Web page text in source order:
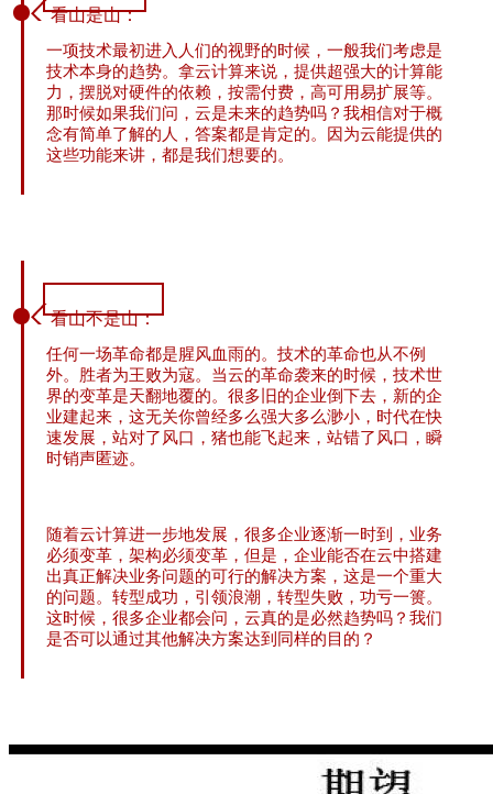
看山是山：
一项技术最初进入人们的视野的时候，一般我们考虑是
技术本身的趋势。拿云计算来说，提供超强大的计算能
力，摆脱对硬件的依赖，按需付费，高可用易扩展等。
那时候如果我们问，云是未来的趋势吗？我相信对于概
念有简单了解的人，答案都是肯定的。因为云能提供的
这些功能来讲，都是我们想要的。
看山不是山：
任何一场革命都是腥风血雨的。技术的革命也从不例
外。胜者为王败为寇。当云的革命袭来的时候，技术世
界的变革是天翻地覆的。很多旧的企业倒下去，新的企
业建起来，这无关你曾经多么强大多么渺小，时代在快
速发展，站对了风口，猪也能飞起来，站错了风口，瞬
时销声匿迹。
随着云计算进一步地发展，很多企业逐渐一时到，业务
必须变革，架构必须变革，但是，企业能否在云中搭建
出真正解决业务问题的可行的解决方案，这是一个重大
的问题。转型成功，引领浪潮，转型失败，功亏一篑。
这时候，很多企业都会问，云真的是必然趋势吗？我们
是否可以通过其他解决方案达到同样的目的？